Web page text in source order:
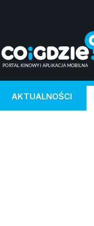
AKTUALNOŚCI